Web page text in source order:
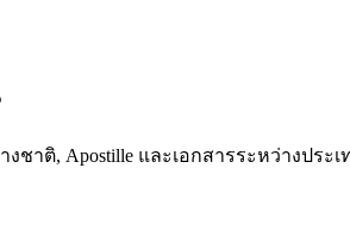
างชาติ, Apostille และเอกสารระหว่า